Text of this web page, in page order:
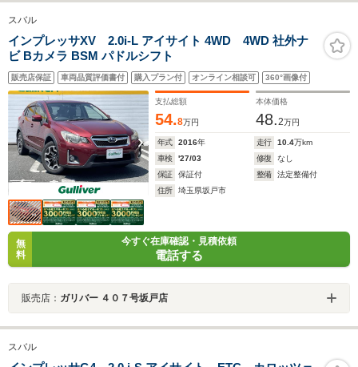
スバル
インプレッサXV 2.0i-L アイサイト 4WD 4WD 社外ナ
ビ Bカメラ BSM パドルシフト
販売店保証 車両品質評価書付 購入プラン付 オンライン相談可 360°画像付
支払総額
54.8万円
本体価格
48.2万円
年式 2016年 走行 10.4万km
車検
'27/03 修復
なし
保証
保証付 整備
法定整備付
住所
埼玉県坂戸市
無
料
今すぐ在庫確認・見積依頼
電話する
販売店： ガリバー ４０７号坂戸店
スバル